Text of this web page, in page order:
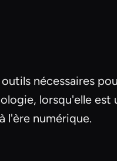
nécessaires
lorsqu'elle
l'ère numérique.